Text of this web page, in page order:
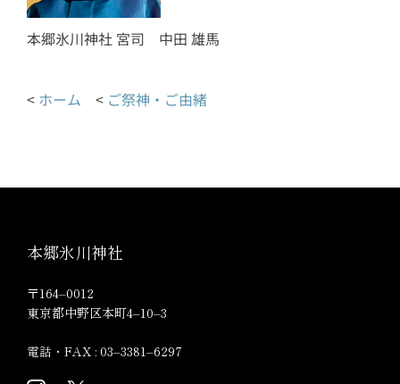
本郷氷川神社 宮司 中田 雄馬
< ホーム < ご祭神・ご由緒
本郷氷川神社
〒164–0012
東京都中野区本町4–10–3
電話・FAX : 03–3381–6297